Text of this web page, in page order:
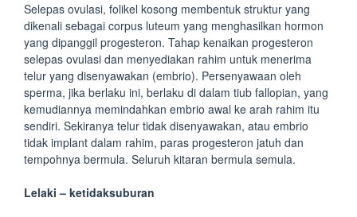
Selepas ovulasi, folikel kosong membentuk struktur yang
dikenali sebagai corpus luteum yang menghasilkan hormon
yang dipanggil progesteron. Tahap kenaikan progesteron
selepas ovulasi dan menyediakan rahim untuk menerima
telur yang disenyawakan (embrio). Persenyawaan oleh
sperma, jika berlaku ini, berlaku di dalam tiub fallopian, yang
kemudiannya memindahkan embrio awal ke arah rahim itu
sendiri. Sekiranya telur tidak disenyawakan, atau embrio
tidak implant dalam rahim, paras progesteron jatuh dan
tempohnya bermula. Seluruh kitaran bermula semula.
Lelaki – ketidaksuburan